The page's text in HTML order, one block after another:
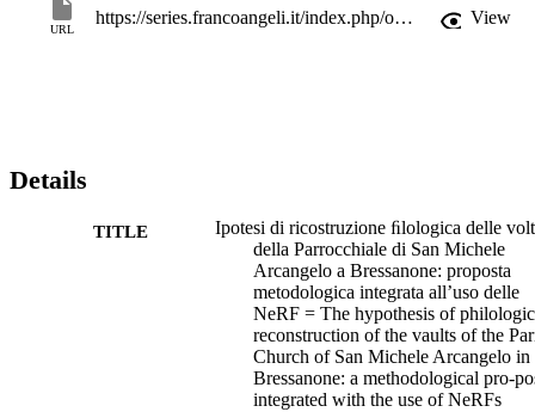
URL
https://series.francoangeli.it/index.php/oa/catalog/book/1180 View
Details
TITLE
Ipotesi di ricostruzione ﬁlologica delle
della Parrocchiale di San Michele
Arcangelo a Bressanone: proposta
metodologica integrata all’uso delle
NeRF = The hypothesis of
reconstruction of the vaults of the
Church of San Michele Arcangelo in
Bressanone: a methodological pro-
integrated with the use of NeRFs